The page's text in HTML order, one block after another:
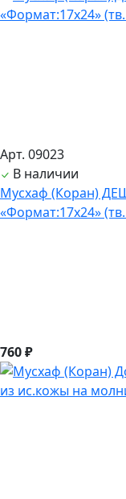
Арт. 09023
В наличии
Мусхаф (Коран)
«Формат:17х24»
760 ₽